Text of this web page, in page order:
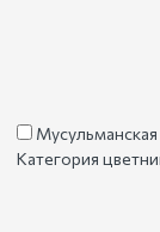
Мусульманская
Категория